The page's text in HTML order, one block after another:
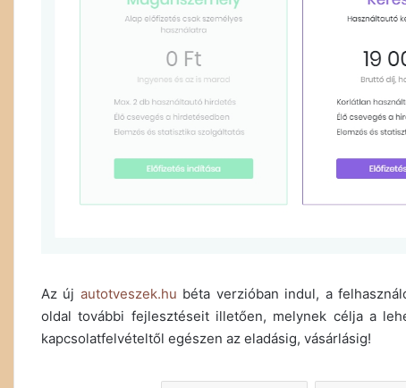
Az új autotveszek.hu béta verzióban indul, a
oldal további fejlesztéseit illetően, melynek célja a
kapcsolatfelvételtől egészen az eladásig, vásárlásig!